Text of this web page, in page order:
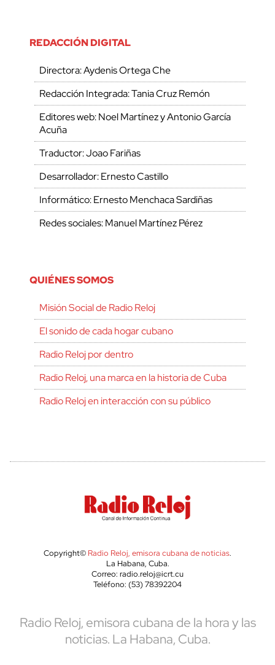
REDACCIÓN DIGITAL
Directora: Aydenis Ortega Che
Redacción Integrada: Tania Cruz Remón
Editores web: Noel Martínez y Antonio García
Acuña
Traductor: Joao Fariñas
Desarrollador: Ernesto Castillo
Informático: Ernesto Menchaca Sardiñas
Redes sociales: Manuel Martínez Pérez
QUIÉNES SOMOS
Misión Social de Radio Reloj
El sonido de cada hogar cubano
Radio Reloj por dentro
Radio Reloj, una marca en la historia de Cuba
Radio Reloj en interacción con su público
Copyright© Radio Reloj, emisora cubana de noticias.
La Habana, Cuba.
Correo: radio.reloj@icrt.cu
Teléfono: (53) 78392204
Radio Reloj, emisora cubana de la hora y las
noticias. La Habana, Cuba.